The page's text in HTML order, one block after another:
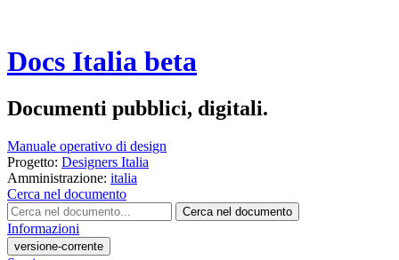
Docs Italia beta
Documenti pubblici, digitali.
Manuale operativo di design
Progetto: Designers Italia
Amministrazione: italia
Cerca nel documento
Cerca nel documento
Informazioni
versione-corrente